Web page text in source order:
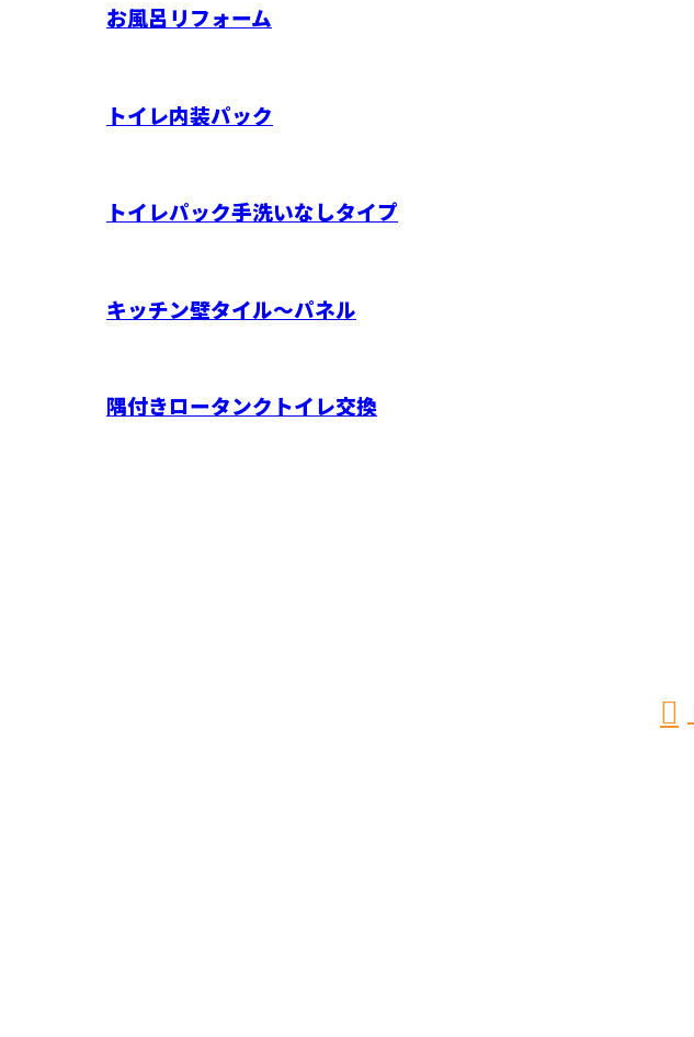
お風呂リフォーム
トイレ内装パック
トイレパック手洗いなしタイプ
キッチン壁タイル～パネル
隅付きロータンクトイレ交換